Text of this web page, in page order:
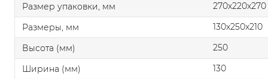
Размер упаковки, мм
270x220x270
Размеры, мм
130x250x210
Высота (мм)
250
Ширина (мм)
130